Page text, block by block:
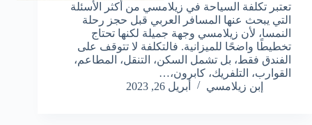
تعتبر تكلفة السياحة في زيلامسي من أكثر الأسئلة
التي يبحث عنها المسافر العربي قبل حجز رحلة
النمسا، لأن زيلامسي وجهة جميلة لكنها تحتاج
تخطيطًا واضحًا للميزانية. فالتكلفة لا تتوقف على
الفندق فقط، بل تشمل السكن، التنقل، المطاعم،
القوارب، التلفريك، كابرون،…
إبن زيلامسي
أبريل 26, 2023